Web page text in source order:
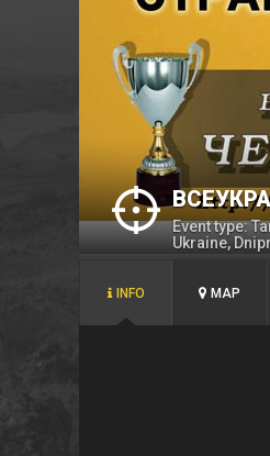
Event type:
Ukraine,
INFO MAP